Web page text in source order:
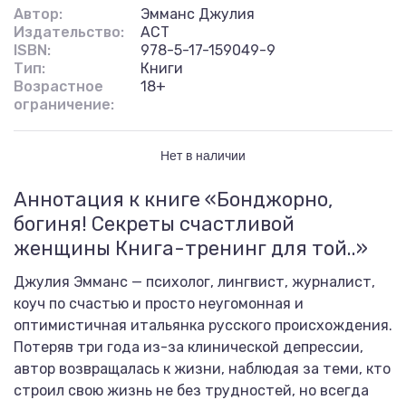
Автор:
Эмманс Джулия
Издательство:
АСТ
ISBN:
978-5-17-159049-9
Тип:
Книги
Возрастное
ограничение:
18+
Нет в наличии
Аннотация к книге «Бонджорно,
богиня! Секреты счастливой
женщины Книга-тренинг для той..»
Джулия Эмманс — психолог, лингвист, журналист,
коуч по счастью и просто неугомонная и
оптимистичная итальянка русского происхождения.
Потеряв три года из-за клинической депрессии,
автор возвращалась к жизни, наблюдая за теми, кто
строил свою жизнь не без трудностей, но всегда